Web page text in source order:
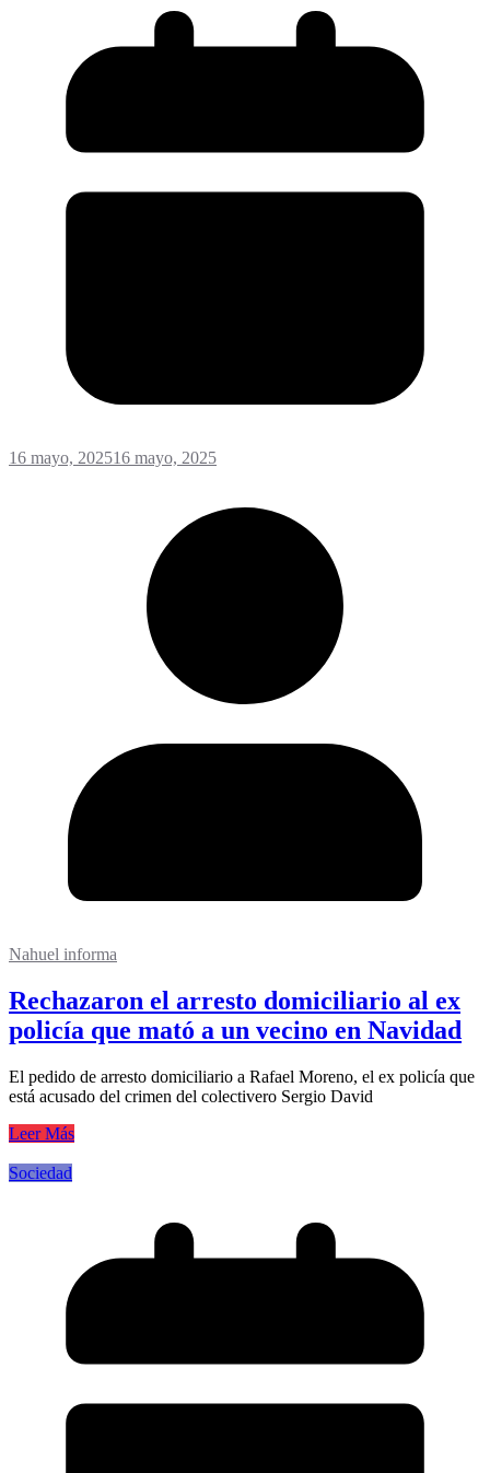
16 mayo, 202516 mayo, 2025
Nahuel informa
Rechazaron el arresto domiciliario al ex
policía que mató a un vecino en Navidad
El pedido de arresto domiciliario a Rafael Moreno, el ex policía que
está acusado del crimen del colectivero Sergio David
Leer Más
Sociedad